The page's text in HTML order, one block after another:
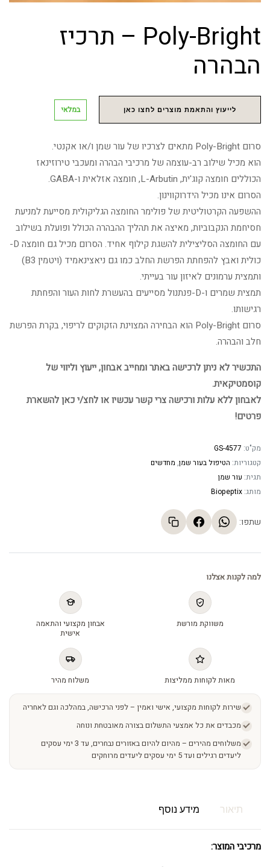
Poly-Bright – תרכיז
הבהרה
לייעוץ והתאמת מוצרים לחצו כאן במלאי
סרום Poly-Bright מתאים לצרכיו של עור שמן ו/או אקנטי.
הוא מכיל שילוב רב-עוצמה של מרכיבי הבהרה ומעכבי טירוזינאז
הכוללים חומצה קוג'ית, L-Arbutin, חומצה אזלאית ו-GABA.
הסרום אינו מכיל הידרוקווינון.
ההשפעה הקרטוליטית של פולימר החומצה הגליקולית מסייעת למניעת
חסיחמת הנקבוביות, מאיצה את תהליך ההבהרה הכולל ופועלת בשילוב
עם החומצה הסליצילית להשגת קילוף אחיד. הסרום מכיל גם חומצה D-
כולית ואבץ להפחתת הפרשת החלב כמו גם ניאצינאמיד (ויטמין B3)
ותמצית ערמונים לאיזון עור בעייתי.
תמצית שמרים ו-D-פנתנול מסייעים בהעשרת לחות העור והפחתת
רגישותו.
סרום Poly-Bright הוא הבחירה המצוינת הזקוקים לריפוי, בקרת הפרשת
חלב והבהרה.
התכשיר לא ניתן לרכישה באתר ומחייב אבחון, ייעוץ וליווי של
קוסמטיקאית.
לאבחון ללא עלות ורכישה צרי קשר עכשיו או לחצ/י כאן להשארת
פרטים!
מק"ט: GS-4577
קטגוריות: הטיפול בעור שמן, מחדשים
תגית: עור שמן
מותג: Biopeptix
שתפו:
למה לקנות אצלנו
משווקת מורשת
אבחון מקצועי והתאמה
אישית
מאות לקוחות ממליצות משלוח מהיר
שירות לקוחות מקצועי, אישי ואמין – לפני הרכישה, במהלכה וגם לאחריה
מכבדים את כל אמצעי התשלום בצורה מאובטחת ונוחה
משלוחים מהירים – מהיום להיום באזורים נבחרים, עד 3 ימי עסקים
ליעדים רגילים ועד 5 ימי עסקים ליעדים מרוחקים
תיאור מידע נוסף
מרכיבי המוצר: